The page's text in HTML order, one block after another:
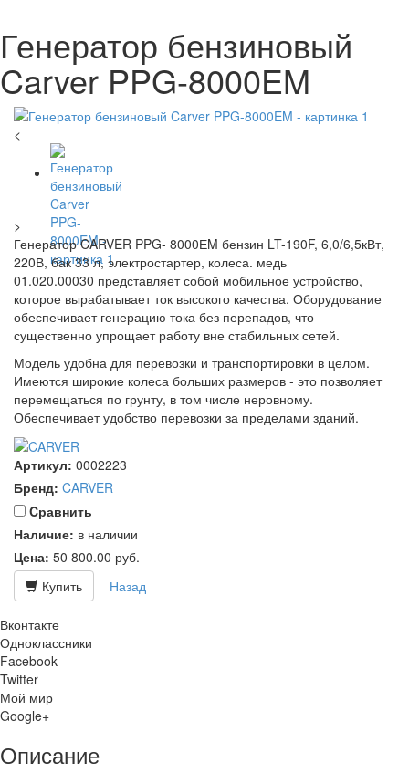
Генератор бензиновый
Carver PPG-8000EM
<
>
Генератор CARVER PPG- 8000ЕM бензин LT-190F, 6,0/6,5кВт,
220В, бак 33 л, электростартер, колеса. медь
01.020.00030 представляет собой мобильное устройство,
которое вырабатывает ток высокого качества. Оборудование
обеспечивает генерацию тока без перепадов, что
существенно упрощает работу вне стабильных сетей.
Модель удобна для перевозки и транспортировки в целом.
Имеются широкие колеса больших размеров - это позволяет
перемещаться по грунту, в том числе неровному.
Обеспечивает удобство перевозки за пределами зданий.
Артикул: 0002223
Бренд: CARVER
Cравнить
Наличие: в наличии
Цена: 50 800.00 руб.
Купить
Назад
Вконтакте
Одноклассники
Facebook
Twitter
Мой мир
Google+
Описание